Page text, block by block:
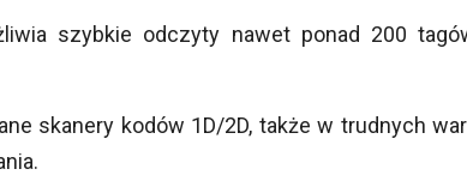
szybkie odczyty nawet ponad 200
skanery kodów 1D/2D, także w trudnych